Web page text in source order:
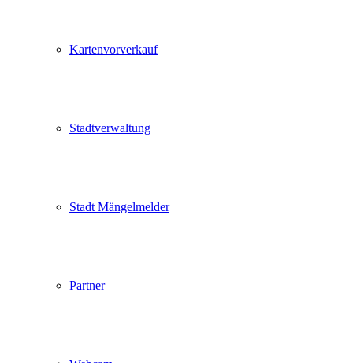
Kartenvorverkauf
Stadtverwaltung
Stadt Mängelmelder
Partner